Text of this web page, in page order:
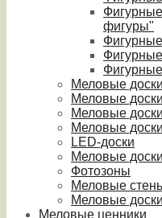
фигуры"
Меловые
Меловые
Меловые
Меловые
LED-доски
Меловые
Фотозоны
Меловые
Меловые
Меловые ценники